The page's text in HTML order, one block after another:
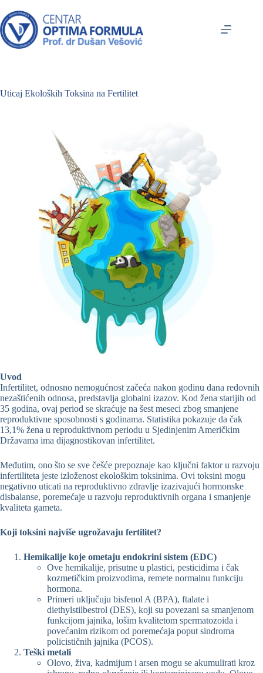
Uticaj Ekoloških Toksina na Fertilitet
Uvod
Infertilitet, odnosno nemogućnost začeća nakon godinu dana redovnih
nezaštićenih odnosa, predstavlja globalni izazov. Kod žena starijih od
35 godina, ovaj period se skraćuje na šest meseci zbog smanjene
reproduktivne sposobnosti s godinama. Statistika pokazuje da čak
13,1% žena u reproduktivnom periodu u Sjedinjenim Američkim
Državama ima dijagnostikovan infertilitet.
Međutim, ono što se sve češće prepoznaje kao ključni faktor u razvoju
infertiliteta jeste izloženost ekološkim toksinima. Ovi toksini mogu
negativno uticati na reproduktivno zdravlje izazivajući hormonske
disbalanse, poremećaje u razvoju reproduktivnih organa i smanjenje
kvaliteta gameta.
Koji toksini najviše ugrožavaju fertilitet?
Hemikalije koje ometaju endokrini sistem (EDC)
Ove hemikalije, prisutne u plastici, pesticidima i čak
kozmetičkim proizvodima, remete normalnu funkciju
hormona.
Primeri uključuju bisfenol A (BPA), ftalate i
diethylstilbestrol (DES), koji su povezani sa smanjenom
funkcijom jajnika, lošim kvalitetom spermatozoida i
povećanim rizikom od poremećaja poput sindroma
policističnih jajnika (PCOS).
Teški metali
Olovo, živa, kadmijum i arsen mogu se akumulirati kroz